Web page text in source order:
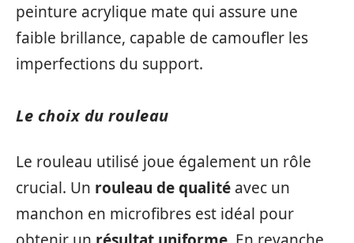
peinture acrylique mate qui assure une
faible brillance, capable de camoufler les
imperfections du support.
Le choix du rouleau
Le rouleau utilisé joue également un rôle
crucial. Un rouleau de qualité avec un
manchon en microfibres est idéal pour